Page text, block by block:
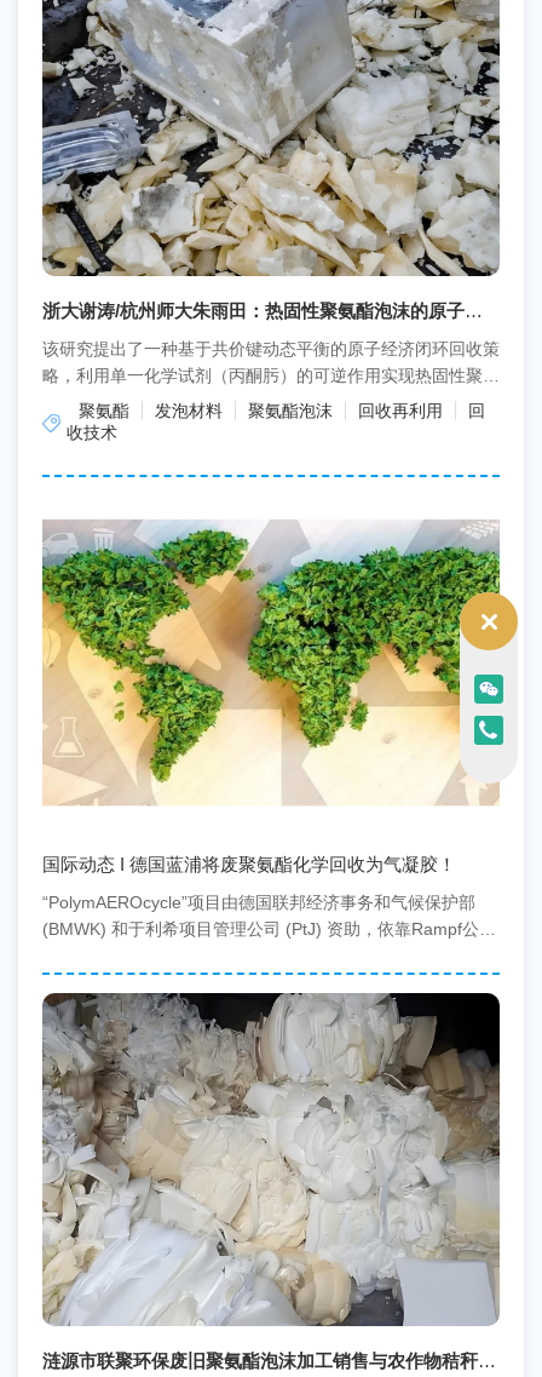
浙大谢涛/杭州师大朱雨田：热固性聚氨酯泡沫的原子经
该研究提出了一种基于共价键动态平衡的原子经济闭环回收策
略，利用单一化学试剂（丙酮肟）的可逆作用实现热固性聚氨
酯泡沫（PUF）的高效再生。再生PUF保留原始化学结...
聚氨酯 发泡材料 聚氨酯泡沫 回收再利用
回
收技术
国际动态 I 德国蓝浦将废聚氨酯化学回收为气凝胶！
“PolymAEROcycle”项目由德国联邦经济事务和气候保护部
(BMWK) 和于利希项目管理公司 (PtJ) 资助，依靠Rampf公司
涟源市联聚环保废旧聚氨酯泡沫加工销售与农作物秸秆处